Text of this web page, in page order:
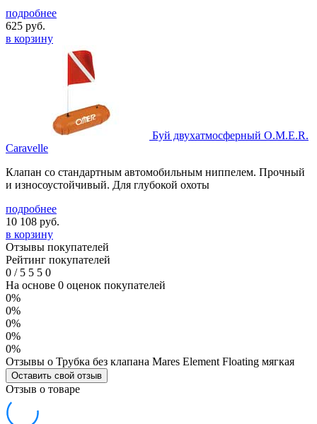
подробнее
625 руб.
в корзину
Буй двухатмосферный O.M.E.R.
Caravelle
Клапан со стандартным автомобильным ниппелем. Прочный
и износоустойчивый. Для глубокой охоты
подробнее
10 108 руб.
в корзину
Отзывы покупателей
Рейтинг покупателей
0 /5 5 5 0
На основе 0 оценок покупателей
0%
0%
0%
0%
0%
Отзывы о Трубка без клапана Mares Element Floating мягкая
Оставить свой отзыв
Отзыв о товаре